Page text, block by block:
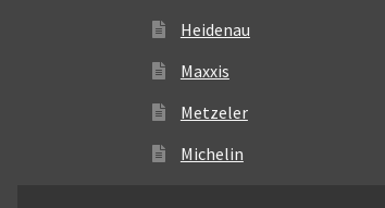
Heidenau
Maxxis
Metzeler
Michelin